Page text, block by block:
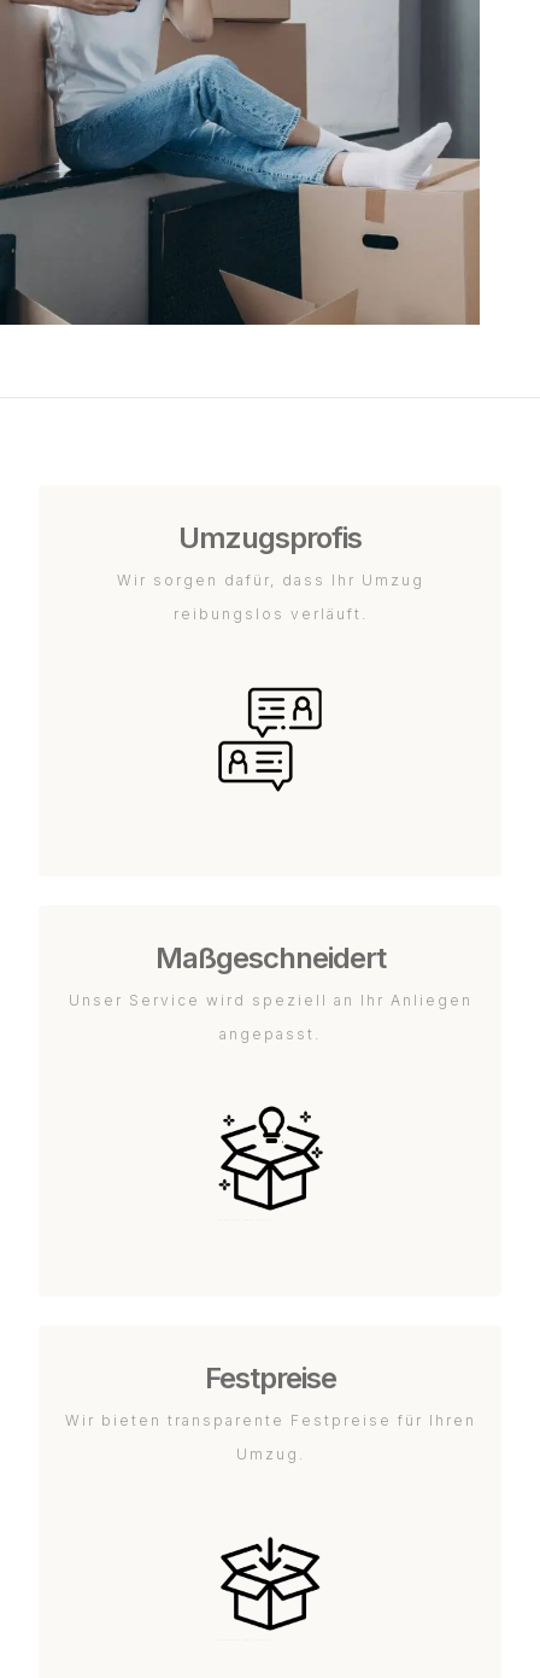
Umzugsprofis
Wir sorgen dafür, dass Ihr Umzug
reibungslos verläuft.
Maßgeschneidert
Unser Service wird speziell an Ihr Anliegen
angepasst.
Festpreise
Wir bieten transparente Festpreise für Ihren
Umzug.